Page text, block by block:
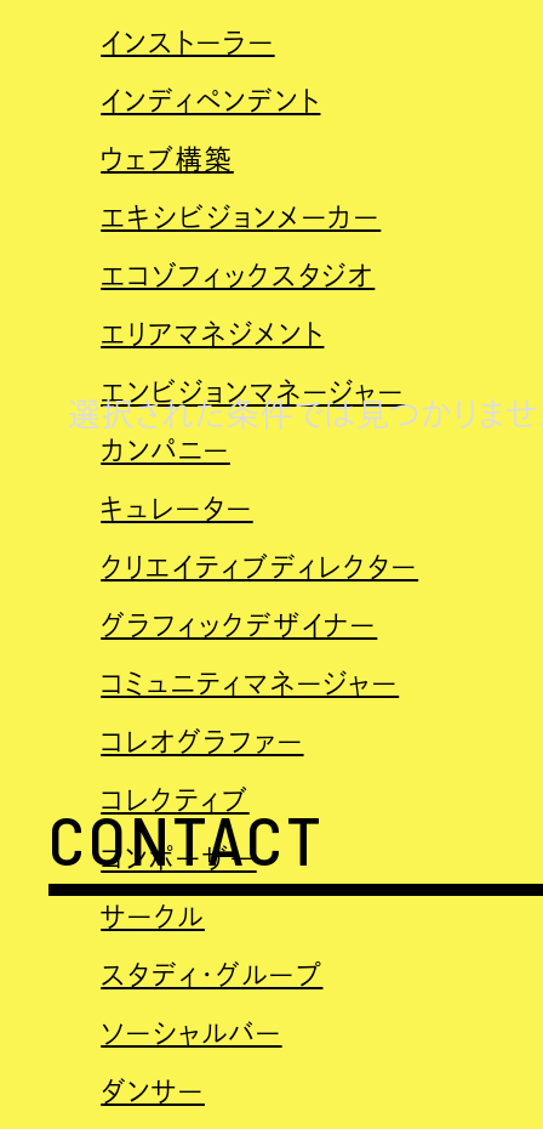
インストーラー
インディペンデント
ウェブ構築
エキシビジョンメーカー
エコゾフィックスタジオ
エリアマネジメント
エンビジョンマネージャー
カンパニー
キュレーター
クリエイティブディレクター
グラフィックデザイナー
コミュニティマネージャー
コレオグラファー
コレクティブ
コンポーザー
サークル
スタディ・グループ
ソーシャルバー
ダンサー
選択された条件では見つかりま
CONTACT